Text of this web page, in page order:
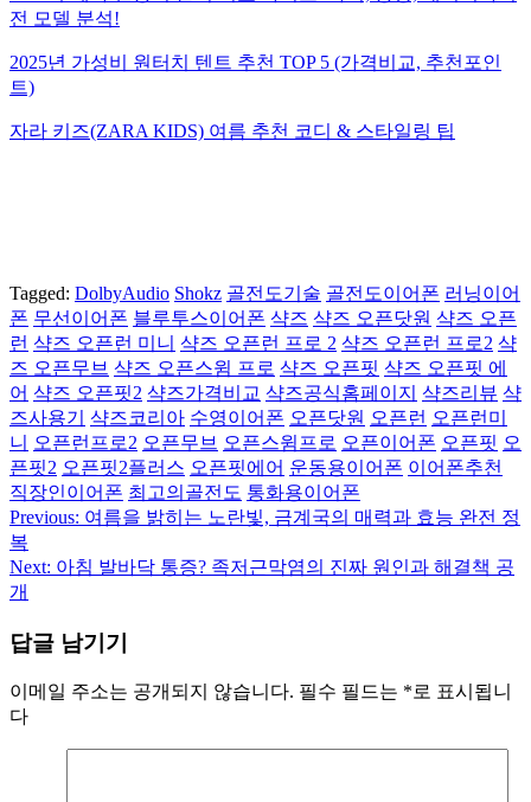
전 모델 분석!
2025년 가성비 원터치 텐트 추천 TOP 5 (가격비교, 추천포인
트)
자라 키즈(ZARA KIDS) 여름 추천 코디 & 스타일링 팁
Tagged: DolbyAudio Shokz 골전도기술 골전도이어폰 러닝이어
폰 무선이어폰 블루투스이어폰 샥즈 샥즈 오픈닷원 샥즈 오픈
런 샥즈 오픈런 미니 샥즈 오픈런 프로 2 샥즈 오픈런 프로2 샥
즈 오픈무브 샥즈 오픈스윔 프로 샥즈 오픈핏 샥즈 오픈핏 에
어 샥즈 오픈핏2 샥즈가격비교 샥즈공식홈페이지 샥즈리뷰 샥
즈사용기
샥즈코리아 수영이어폰 오픈닷원 오픈런 오픈런미
니
오픈런프로2 오픈무브 오픈스윔프로 오픈이어폰 오픈핏 오
픈핏2 오픈핏2플러스 오픈핏에어 운동용이어폰 이어폰추천
직장인이어폰 최고의골전도 통화용이어폰
글
탐
색
Previous: 여름을 밝히는 노란빛, 금계국의 매력과 효능 완전 정
복
Next: 아침 발바닥 통증? 족저근막염의 진짜 원인과 해결책 공
개
답글 남기기
이메일 주소는 공개되지 않습니다. 필수 필드는 *로 표시됩니
다